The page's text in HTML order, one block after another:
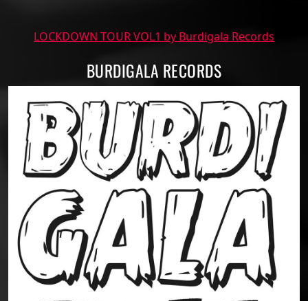
LOCKDOWN TOUR VOL1 by Burdigala Records
BURDIGALA RECORDS